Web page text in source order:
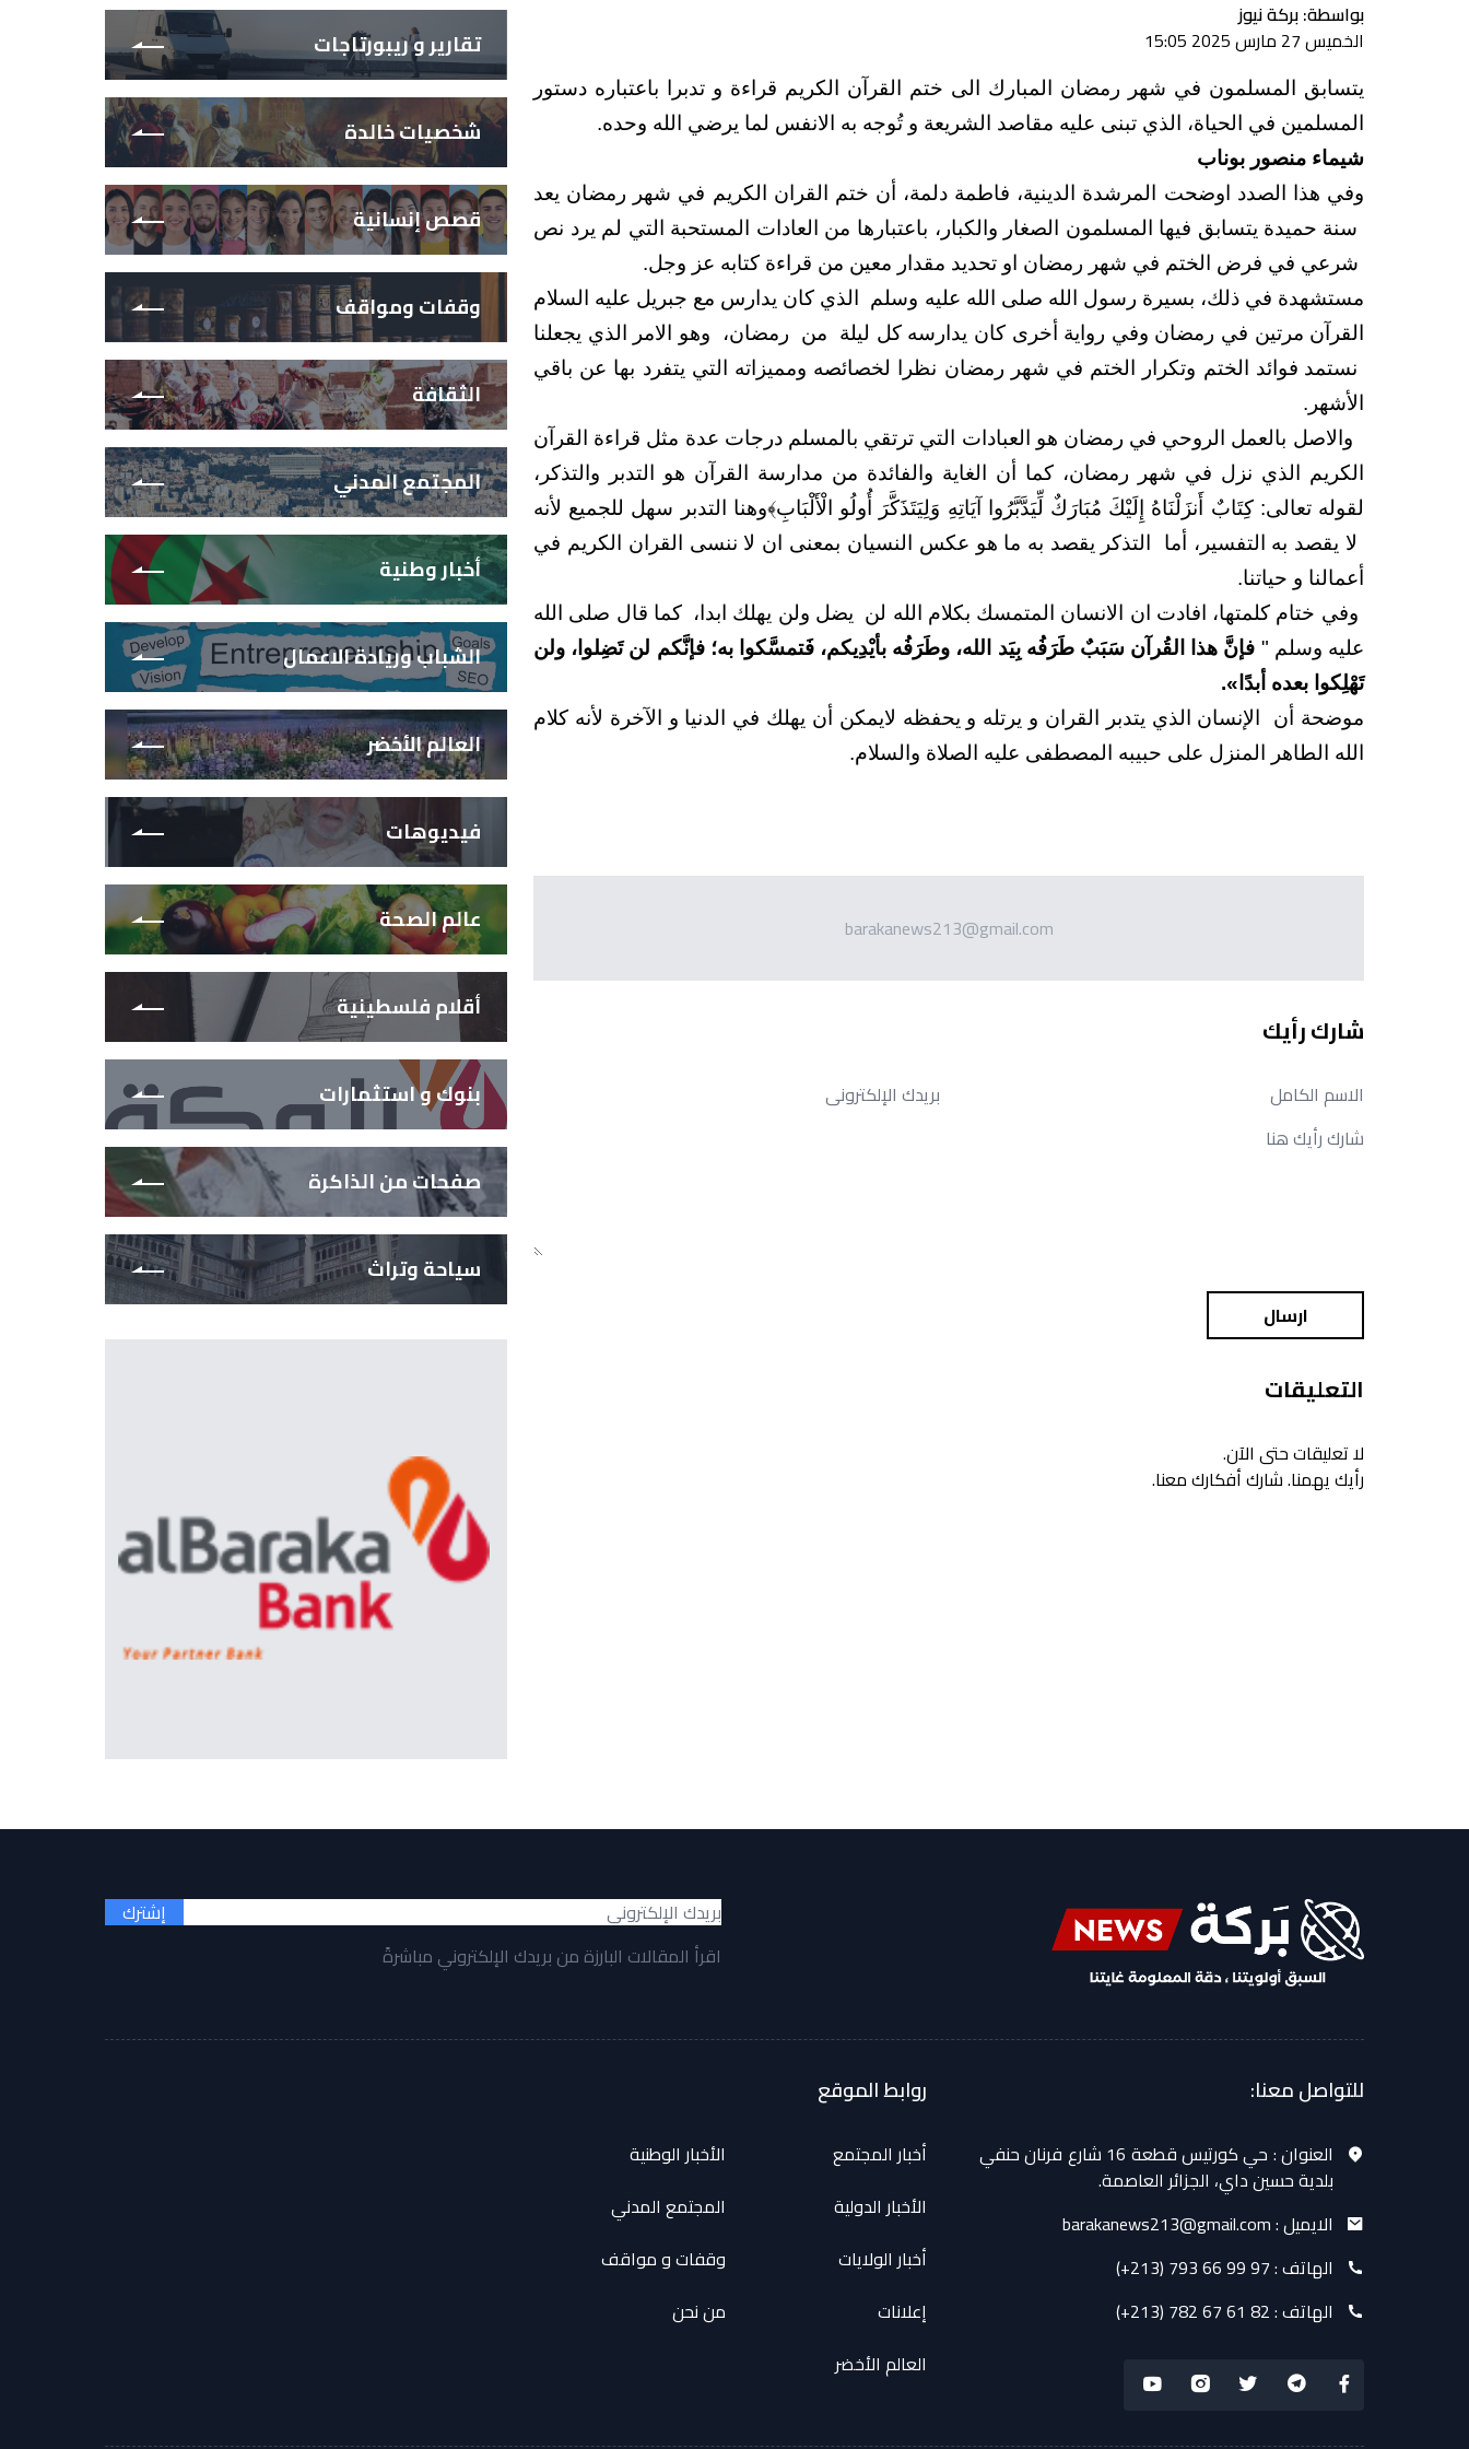
بواسطة: بركة نيوز
الخميس 27 مارس 2025 15:05
يتسابق المسلمون في شهر رمضان المبارك الى ختم القرآن الكريم قراءة و تدبرا باعتباره دستور
المسلمين في الحياة، الذي تبنى عليه مقاصد الشريعة و تُوجه به الانفس لما يرضي الله وحده.
شيماء منصور بوناب
وفي هذا الصدد اوضحت المرشدة الدينية، فاطمة دلمة، أن ختم القران الكريم في شهر رمضان يعد
سنة حميدة يتسابق فيها المسلمون الصغار والكبار، باعتبارها من العادات المستحبة التي لم يرد نص
شرعي في فرض الختم في شهر رمضان او تحديد مقدار معين من قراءة كتابه عز وجل.
مستشهدة في ذلك، بسيرة رسول الله صلى الله عليه وسلم
الذي كان يدارس مع جبريل عليه السلام
القرآن مرتين في رمضان وفي رواية أخرى كان يدارسه كل ليلة
من رمضان،
وهو الامر الذي يجعلنا
نستمد فوائد الختم وتكرار الختم في شهر رمضان نظرا لخصائصه ومميزاته التي يتفرد بها عن باقي
الأشهر.
والاصل بالعمل الروحي في رمضان هو العبادات التي ترتقي بالمسلم درجات عدة مثل قراءة القرآن
الكريم الذي نزل في شهر رمضان، كما أن الغاية والفائدة من مدارسة القرآن هو التدبر والتذكر،
لقوله تعالى: كِتَابٌ أَنزَلْنَاهُ إِلَيْكَ مُبَارَكٌ لِّيَدَّبَّرُوا آيَاتِهِ وَلِيَتَذَكَّرَ أُولُو الْأَلْبَابِ﴾وهنا التدبر سهل للجميع لأنه
لا يقصد به التفسير، أما
التذكر يقصد به ما هو عكس النسيان بمعنى ان لا ننسى القران الكريم في
أعمالنا و حياتنا.
وفي ختام كلمتها، افادت ان الانسان المتمسك بكلام الله لن يضل ولن يهلك ابدا، كما قال صلى الله
عليه وسلم " فإنَّ هذا القُرآن سَبَبٌ طَرَفُه بِيَد الله، وطَرَفُه بأيْدِيكم، فَتمسَّكوا به؛ فإنَّكم لن تَضِلوا، ولن
تَهْلِكوا بعده أبدًا».
موضحة أن الإنسان الذي يتدبر القران و يرتله و يحفظه لايمكن أن يهلك في الدنيا و الآخرة لأنه كلام
الله الطاهر المنزل على حبيبه المصطفى عليه الصلاة والسلام.
barakanews213@gmail.com
شارك رأيك
ارسال
التعليقات
لا تعليقات حتى الآن.
رأيك يهمنا. شارك أفكارك معنا.
تقارير و ريبورتاجات
شخصيات خالدة
قصص إنسانية
وقفات ومواقف
الثقافة
المجتمع المدني
أخبار وطنية
الشباب وريادة الاعمال
العالم الأخضر
فيديوهات
عالم الصحة
أقلام فلسطينية
بنوك و استثمارات
صفحات من الذاكرة
سياحة وتراث
إشترك
اقرأ المقالات البارزة من بريدك الإلكتروني مباشرةً
للتواصل معنا:
العنوان :
حي كورتيس قطعة 16 شارع فرنان حنفي
بلدية حسين داي، الجزائر العاصمة.
الايميل :barakanews213@gmail.com
الهاتف :(+213) 793 66 99 97
الهاتف :(+213) 782 67 61 82
روابط الموقع
أخبار المجتمع
الأخبار الوطنية
الأخبار الدولية
المجتمع المدني
أخبار الولايات
وقفات و مواقف
إعلانات
من نحن
العالم الأخضر